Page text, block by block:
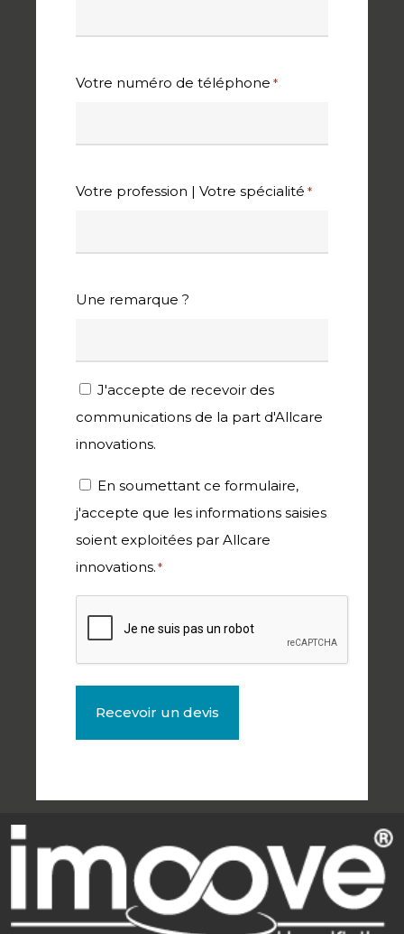
Votre numéro de téléphone *
Votre profession | Votre spécialité *
Une remarque ?
Newsletter
J'accepte de recevoir des
communications de la part d'Allcare
innovations.
RGPD
*
En soumettant ce formulaire,
j'accepte que les informations saisies
soient exploitées par Allcare
innovations.*